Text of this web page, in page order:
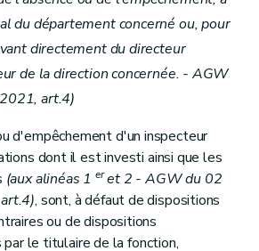
Délégations budgétaires
du département concerné ou, pour
directement du directeur
de la direction concernée. - AGW
art.4)
d'empêchement d'un inspecteur
dont il est investi ainsi que les
(aux alinéas 1 eret 2 - AGW du 02
, sont, à défaut de dispositions
ou de dispositions
le titulaire de la fonction,